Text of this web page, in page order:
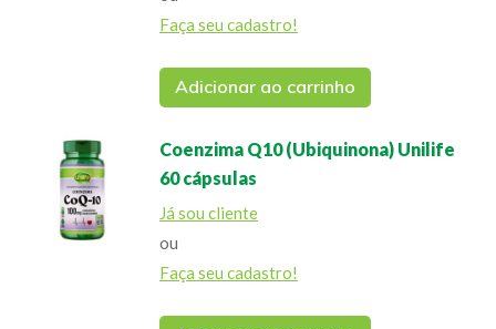
Faça seu cadastro!
Adicionar ao carrinho
Coenzima Q10 (Ubiquinona) Unilife
60 cápsulas
Já sou cliente
ou
Faça seu cadastro!